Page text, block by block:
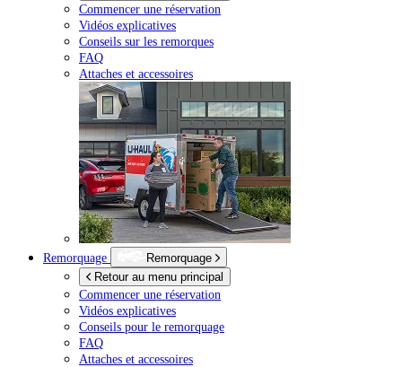
Commencer une réservation
Vidéos explicatives
Conseils sur les remorques
FAQ
Attaches et accessoires
Remorquage
Remorquage
Retour au menu principal
Commencer une réservation
Vidéos explicatives
Conseils pour le remorquage
FAQ
Attaches et accessoires